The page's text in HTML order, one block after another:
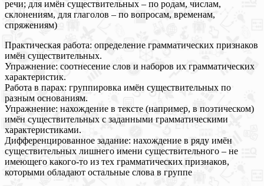
речи; для имён существительных – по родам, числам,
склонениям, для глаголов – по вопросам, временам,
спряжениям)
Практическая работа: определение грамматических признаков
имён существительных.
Упражнение: соотнесение слов и наборов их грамматических
характеристик.
Работа в парах: группировка имён существительных по
разным основаниям.
Упражнение: нахождение в тексте (например, в поэтическом)
имён существительных с заданными грамматическими
характеристиками.
Дифференцированное задание: нахождение в ряду имён
существительных лишнего имени существительного – не
имеющего какого-то из тех грамматических признаков,
которыми обладают остальные слова в группе